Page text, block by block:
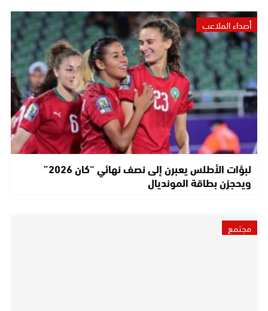
أصداء الملاعب
لبؤات الأطلس يعبرن إلى نصف نهائي “كان 2026”
ويحجزن بطاقة المونديال
مجتمع